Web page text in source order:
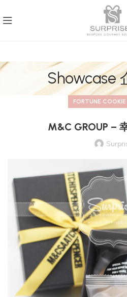
Showcase
FORTUNE
M&C GROUP –